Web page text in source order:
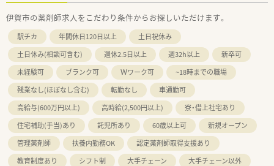
伊賀市の薬剤師求人をこだわり条件からお探しいただけます。
駅チカ 年間休日120日以上
土日祝休み
土日休み(相談可含む)
週休2.5日以上 週32h以上
新卒可
未経験可
ブランク可 Ｗワーク可
~18時までの職場
残業なし(ほぼなし含む)
転勤なし
車通勤可
高給与(600万円以上)
高時給(2,500円以上)
寮・借上社宅あり
住宅補助(手当)あり
託児所あり 60歳以上可
新規オープン
管理薬剤師
扶養内勤務OK
認定薬剤師取得支援あり
教育制度あり
シフト制 大手チェーン
大手チェーン以外